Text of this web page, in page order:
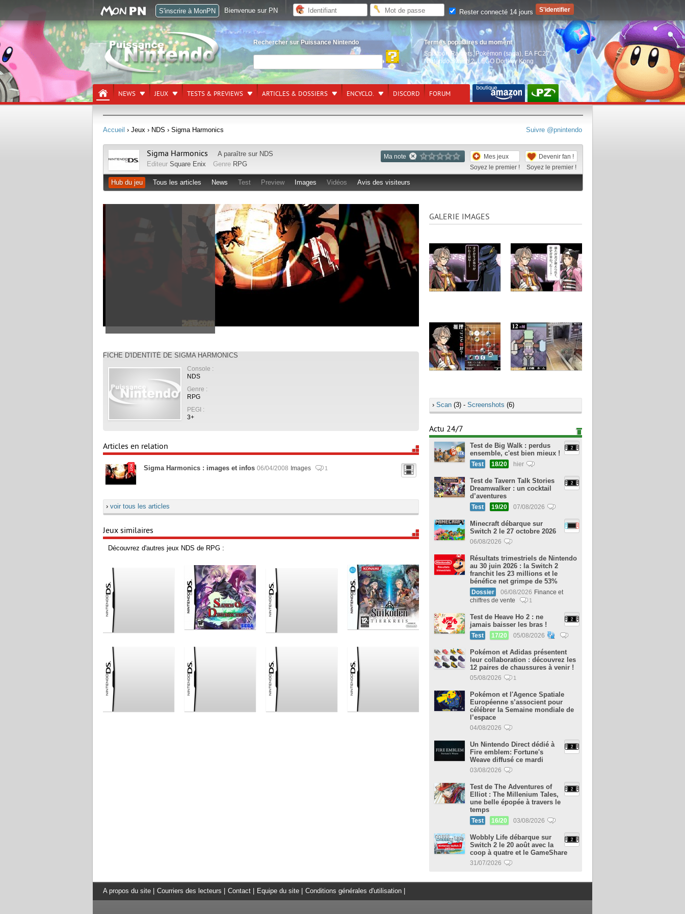
Rechercher sur Puissance Nintendo
Termes populaires du moment
Splatoon Raiders, Pokémon (saga) EA FC27,
Nintendo Switch 2,LEGO Donkey Kong
NEWS JEUX TESTS & PREVIEWS ARTICLES & DOSSIERS ENCYCLO. DISCORD FORUM
Suivre @pnintendo
Accueil › Jeux › NDS › Sigma Harmonics
Ma note
Mes jeux
Soyez le premier !
Devenir fan !
Soyez le premier !
Sigma Harmonics A paraître sur NDS
Editeur Square Enix Genre RPG
Hub du jeu Tous les articles News Test Preview Images Vidéos Avis des visiteurs
FICHE D'IDENTITÉ DE SIGMA HARMONICS
Console :
NDS
Genre :
RPG
PEGI :
3+
Articles en relation
Sigma Harmonics : images et infos 06/04/2008 Images 1
› voir tous les articles
Jeux similaires
Découvrez d'autres jeux NDS de RPG :
GALERIE IMAGES
› Scan (3) - Screenshots (6)
Actu 24/7
Test de Big Walk : perdus
ensemble, c'est bien mieux !
Test 18/20 hier
Test de Tavern Talk Stories
Dreamwalker : un cocktail
d’aventures
Test 19/20 07/08/2026
Minecraft débarque sur
Switch 2 le 27 octobre 2026
06/08/2026
Résultats trimestriels de Nintendo
au 30 juin 2026 : la Switch 2
franchit les 23 millions et le
bénéfice net grimpe de 53%
Dossier 06/08/2026 Finance et
chiffres de vente
1
Test de Heave Ho 2 : ne
jamais baisser les bras !
Test 17/20 05/08/2026
Pokémon et Adidas présentent
leur collaboration : découvrez les
12 paires de chaussures à venir !
05/08/2026 1
Pokémon et l'Agence Spatiale
Européenne s’associent pour
célébrer la Semaine mondiale de
l’espace
04/08/2026
Un Nintendo Direct dédié à
Fire emblem: Fortune's
Weave diffusé ce mardi
03/08/2026
Test de The Adventures of
Elliot : The Millenium Tales,
une belle épopée à travers le
temps
Test 16/20 03/08/2026
Wobbly Life débarque sur
Switch 2 le 20 août avec la
coop à quatre et le GameShare
31/07/2026
A propos du site Courriers des lecteurs Contact Equipe du site Conditions générales d'utilisation
S'inscrire à MonPN Bienvenue sur PN Rester connecté 14 jours